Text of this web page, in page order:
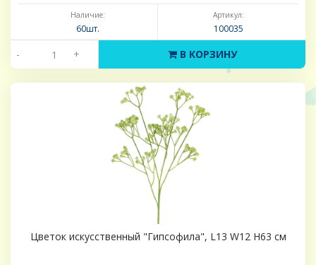
Наличие:
60шт.
Артикул:
100035
- + В КОРЗИНУ
Цветок искусственный "Гипсофила", L13 W12 H63 см